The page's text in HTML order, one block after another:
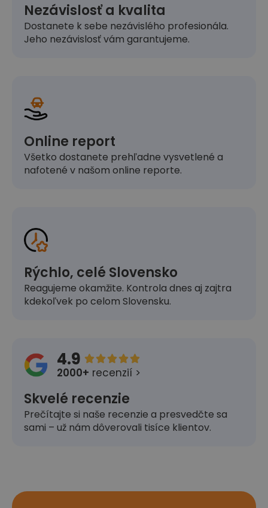
Nezávislosť a kvalita
Dostanete k sebe nezávislého profesionála.
Jeho nezávislosť vám garantujeme.
Online report
Všetko dostanete prehľadne vysvetlené a
nafotené v našom online reporte.
Rýchlo, celé Slovensko
Reagujeme okamžite. Kontrola dnes aj zajtra
kdekoľvek po celom Slovensku.
4.9 
2000+ recenzií >
Skvelé recenzie
Prečítajte si naše recenzie a presvedčte sa
sami – už nám dôverovali tisíce klientov.